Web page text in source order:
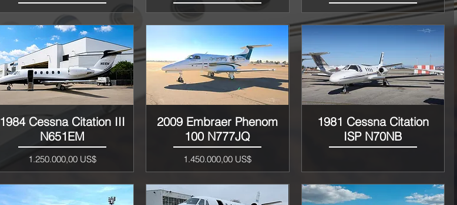
Vista rápida
1984 Cessna Citation III
N651EM
Precio
1.250.000,00 US$
Vista rápida
2009 Embraer Phenom
100 N777JQ
Precio
1.450.000,00 US$
Vista rápida
1981 Cessna Citation
ISP N70NB